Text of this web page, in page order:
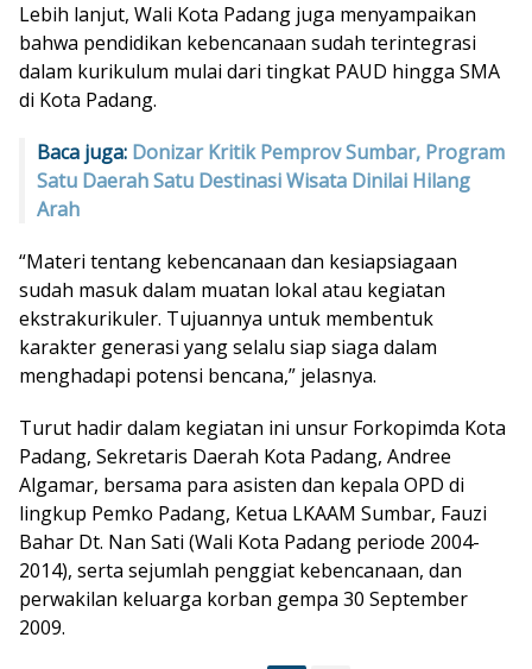
Lebih lanjut, Wali Kota Padang juga menyampaikan
bahwa pendidikan kebencanaan sudah terintegrasi
dalam kurikulum mulai dari tingkat PAUD hingga SMA
di Kota Padang.
Baca juga: Donizar Kritik Pemprov Sumbar, Program
Satu Daerah Satu Destinasi Wisata Dinilai Hilang
Arah
“Materi tentang kebencanaan dan kesiapsiagaan
sudah masuk dalam muatan lokal atau kegiatan
ekstrakurikuler. Tujuannya untuk membentuk
karakter generasi yang selalu siap siaga dalam
menghadapi potensi bencana,” jelasnya.
Turut hadir dalam kegiatan ini unsur Forkopimda Kota
Padang, Sekretaris Daerah Kota Padang, Andree
Algamar, bersama para asisten dan kepala OPD di
lingkup Pemko Padang, Ketua LKAAM Sumbar, Fauzi
Bahar Dt. Nan Sati (Wali Kota Padang periode 2004-
2014), serta sejumlah penggiat kebencanaan, dan
perwakilan keluarga korban gempa 30 September
2009.